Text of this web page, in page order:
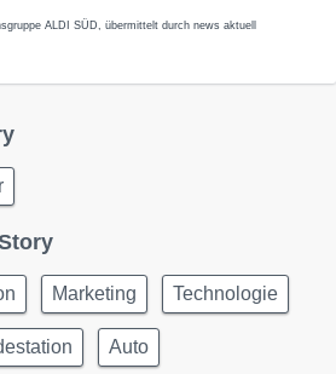
ALDI SÜD, übermittelt durch news aktuell
Marketing Technologie
Auto